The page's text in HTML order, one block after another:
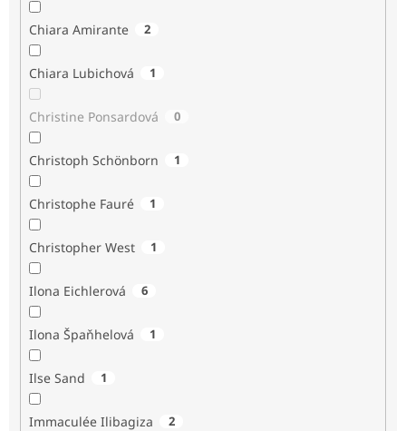
Chiara Amirante 2
Chiara Lubichová 1
Christine Ponsardová 0
Christoph Schönborn 1
Christophe Fauré 1
Christopher West 1
Ilona Eichlerová 6
Ilona Špaňhelová 1
Ilse Sand 1
Immaculée Ilibagiza 2